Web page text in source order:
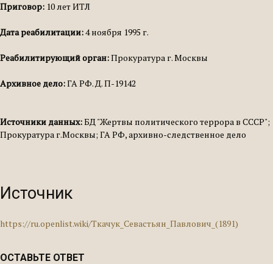
Приговор: 10 лет ИТЛ
Дата реабилитации:4 ноября 1995 г.
Реабилитирующий орган:Прокуратура г. Москвы
Архивное дело:ГА РФ. Д. П-19142
Источники данных:БД "Жертвы политического террора в СССР";
Прокуратура г.Москвы; ГА РФ, архивно-следственное дело
Источник
https://ru.openlist.wiki/Ткачук_Севастьян_Павлович_(1891)
ОСТАВЬТЕ ОТВЕТ